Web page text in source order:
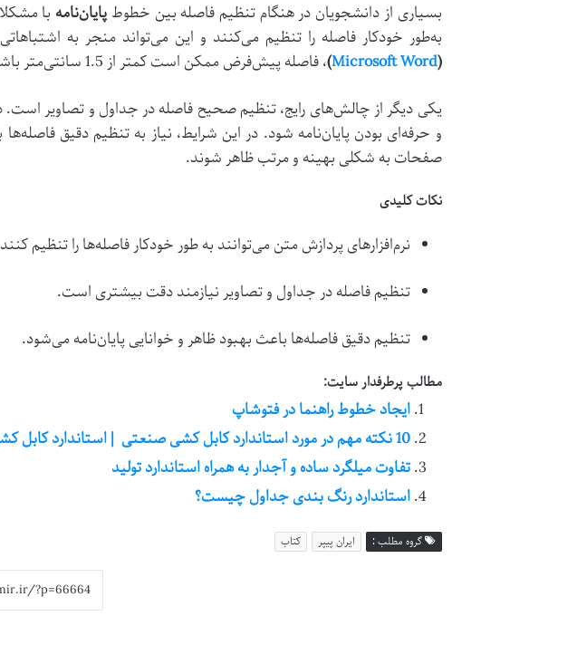
بسیاری از دانشجویان در هنگام تنظیم فاصله بین خطوطپایان‌نامه با
به‌طور خودکار فاصله را تنظیم می‌کنند و این می‌تواند منجر به
(
Microsoft Word
)، فاصله پیش‌فرض ممکن است کمتر از 1.5 سانتی‌متر باشد، که این موضوع نیازمند تنظیمات دقیق است.
یکی دیگر از چالش‌های رایج، تنظیم صحیح فاصله در جداول و تصاویر
و حرفه‌ای بودن پایان‌نامه شود. در این شرایط، نیاز به تنظیم دقیق
صفحات به شکلی بهینه و مرتب ظاهر شوند.
نکات کلیدی
نرم‌افزارهای پردازش متن می‌توانند به طور خودکار فاصله‌ها را تنظیم
تنظیم فاصله در جداول و تصاویر نیازمند دقت بیشتری است.
تنظیم دقیق فاصله‌ها باعث بهبود ظاهر و خوانایی پایان‌نامه می‌شود.
مطالب پرطرفدار سایت:
ایجاد خطوط راهنما در فتوشاپ
10 نکته مهم در مورد استاندارد کابل ‌کشی صنعتی | استاندارد کابل کشی صنعتی
تفاوت میلگرد ساده و آجدار به همراه استاندارد تولید
استاندارد رنگ بندی جداول چیست؟
گروه مطلب : ایران پیپر کتاب